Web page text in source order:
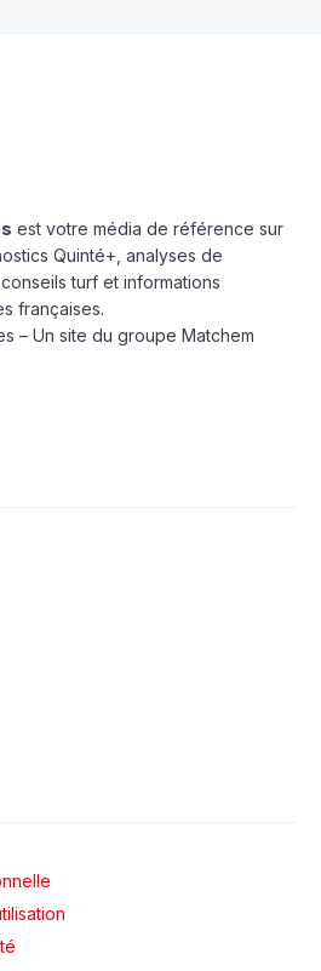
est votre média de référence sur
Quinté+, analyses de
turf et informations
françaises.
– Un site du groupe Matchem